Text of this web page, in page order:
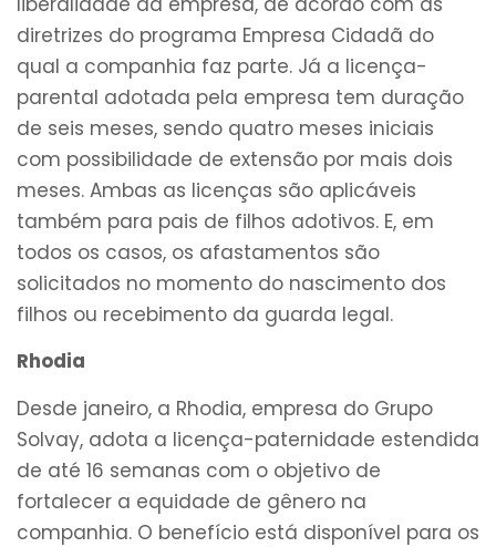
diretrizes do programa Empresa Cidadã do
qual a companhia faz parte. Já a licença-
parental adotada pela empresa tem duração
de seis meses, sendo quatro meses iniciais
com possibilidade de extensão por mais dois
meses. Ambas as licenças são aplicáveis
também para pais de filhos adotivos. E, em
todos os casos, os afastamentos são
solicitados no momento do nascimento dos
filhos ou recebimento da guarda legal.
Rhodia
Desde janeiro, a Rhodia, empresa do Grupo
Solvay, adota a licença-paternidade estendida
de até 16 semanas com o objetivo de
fortalecer a equidade de gênero na
companhia. O benefício está disponível para os